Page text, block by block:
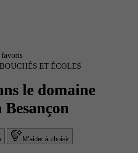
favoris
ET ÉCOLES
le domaine
M’aider à choisir